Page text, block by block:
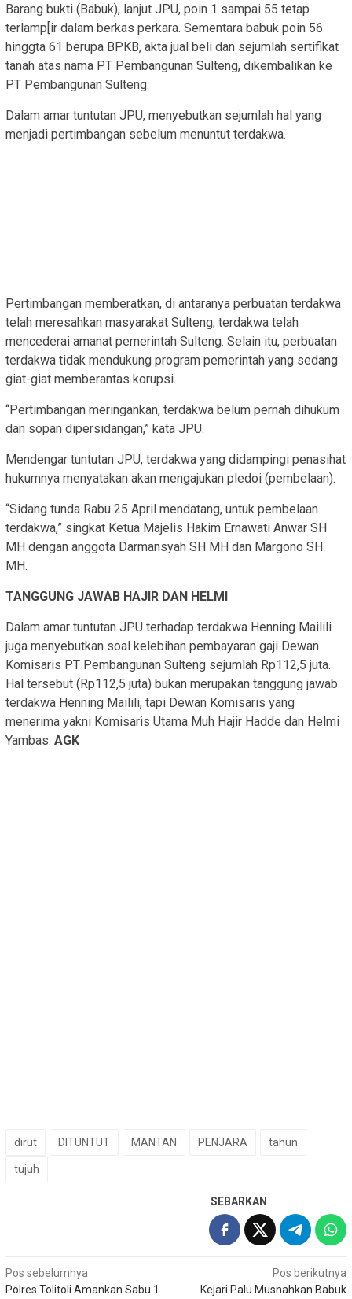
Barang bukti (Babuk), lanjut JPU, poin 1 sampai 55 tetap
terlamp[ir dalam berkas perkara. Sementara babuk poin 56
hinggta 61 berupa BPKB, akta jual beli dan sejumlah sertifikat
tanah atas nama PT Pembangunan Sulteng, dikembalikan ke
PT Pembangunan Sulteng.
Dalam amar tuntutan JPU, menyebutkan sejumlah hal yang
menjadi pertimbangan sebelum menuntut terdakwa.
Pertimbangan memberatkan, di antaranya perbuatan terdakwa
telah meresahkan masyarakat Sulteng, terdakwa telah
mencederai amanat pemerintah Sulteng. Selain itu, perbuatan
terdakwa tidak mendukung program pemerintah yang sedang
giat-giat memberantas korupsi.
“Pertimbangan meringankan, terdakwa belum pernah dihukum
dan sopan dipersidangan,” kata JPU.
Mendengar tuntutan JPU, terdakwa yang didampingi penasihat
hukumnya menyatakan akan mengajukan pledoi (pembelaan).
“Sidang tunda Rabu 25 April mendatang, untuk pembelaan
terdakwa,” singkat Ketua Majelis Hakim Ernawati Anwar SH
MH dengan anggota Darmansyah SH MH dan Margono SH
MH.
TANGGUNG JAWAB HAJIR DAN HELMI
Dalam amar tuntutan JPU terhadap terdakwa Henning Mailili
juga menyebutkan soal kelebihan pembayaran gaji Dewan
Komisaris PT Pembangunan Sulteng sejumlah Rp112,5 juta.
Hal tersebut (Rp112,5 juta) bukan merupakan tanggung jawab
terdakwa Henning Mailili, tapi Dewan Komisaris yang
menerima yakni Komisaris Utama Muh Hajir Hadde dan Helmi
Yambas. AGK
dirut DITUNTUT MANTAN PENJARA tahun
tujuh
SEBARKAN
Navigasi
Pos sebelumnya
Polres Tolitoli Amankan Sabu 1
Pos berikutnya
Kejari Palu Musnahkan Babuk